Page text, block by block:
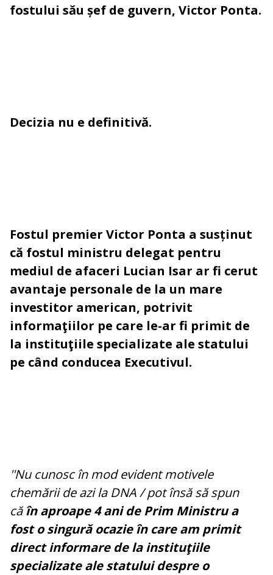
fostului său șef de guvern, Victor Ponta.
Decizia nu e definitivă.
Fostul premier Victor Ponta a susținut
că fostul ministru delegat pentru
mediul de afaceri Lucian Isar ar fi cerut
avantaje personale de la un mare
investitor american, potrivit
informaţiilor pe care le-ar fi primit de
la instituţiile specializate ale statului
pe când conducea Executivul.
''Nu cunosc în mod evident motivele
chemării de azi la DNA / pot însă să spun
căîn aproape 4 ani de Prim Ministru a
fost o singură ocazie în care am primit
direct informare de la instituţiile
specializate ale statului despre o